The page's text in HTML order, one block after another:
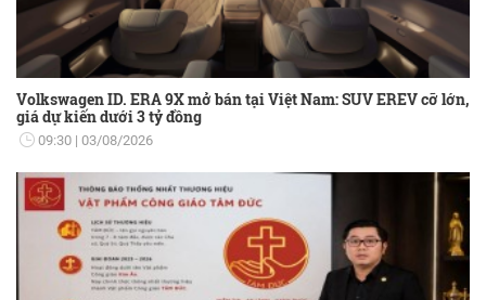
Volkswagen ID. ERA 9X mở bán tại Việt Nam: SUV EREV cỡ lớn,
giá dự kiến dưới 3 tỷ đồng
09:30 03/08/2026